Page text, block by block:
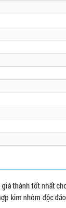
thành tốt nhất
kim nhôm độc